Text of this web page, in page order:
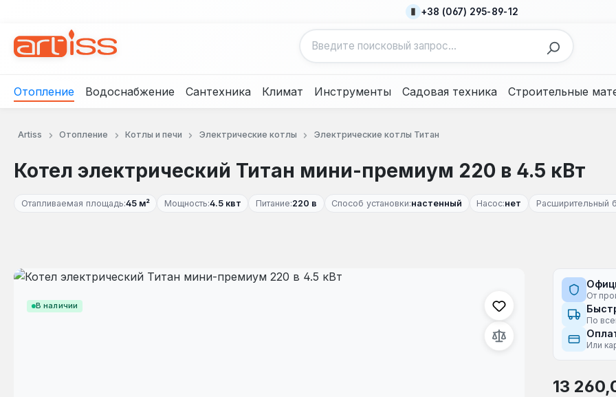
+38 (067) 295-89-12
Отопление Водоснабжение Сантехника Климат Инструменты Садовая техника Строительные
Artiss Отопление Котлы и печи Электрические котлы Электрические котлы Титан
Котел электрический Титан мини-премиум 220 в 4.5 кВт
Отапливаемая площадь:45 м² Мощность:4.5 квт Питание:220 в Способ установки:настенный Насос:нет Расширительный
В наличии
Пропустить галерею изображений
От
По
Или
Обычная
13